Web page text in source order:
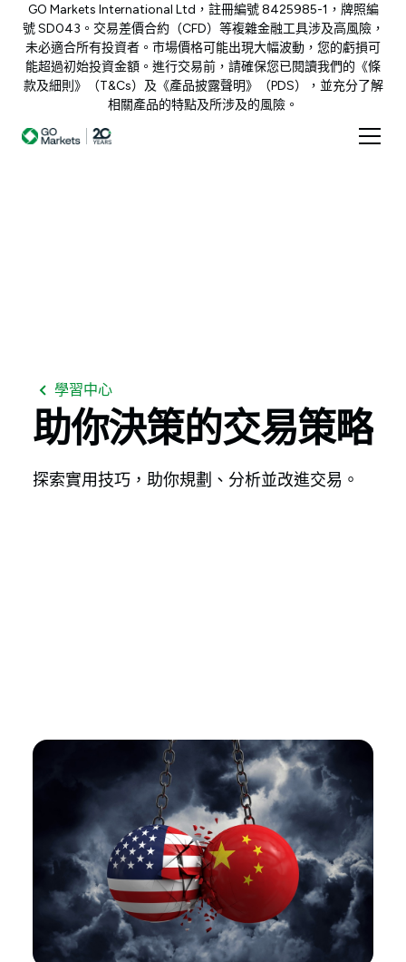
GO Markets International Ltd，註冊編號 8425985-1，牌照編
號 SD043。交易差價合約（CFD）等複雜金融工具涉及高風險，
未必適合所有投資者。市場價格可能出現大幅波動，您的虧損可
能超過初始投資金額。進行交易前，請確保您已閱讀我們的《條
款及細則》（T&Cs）及《產品披露聲明》（PDS），並充分了解
相關產品的特點及所涉及的風險。
學習中心
助你決策的交易策略
探索實用技巧，助你規劃、分析並改進交易。